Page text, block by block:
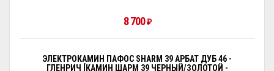
8 700 ₽
ЭЛЕКТРОКАМИН ПАФОС SHARM 39 АРБАТ ДУБ 46 -
ГЛЕНРИЧ [КАМИН ШАРМ 39 ЧЕРНЫЙ/ЗОЛОТОЙ -